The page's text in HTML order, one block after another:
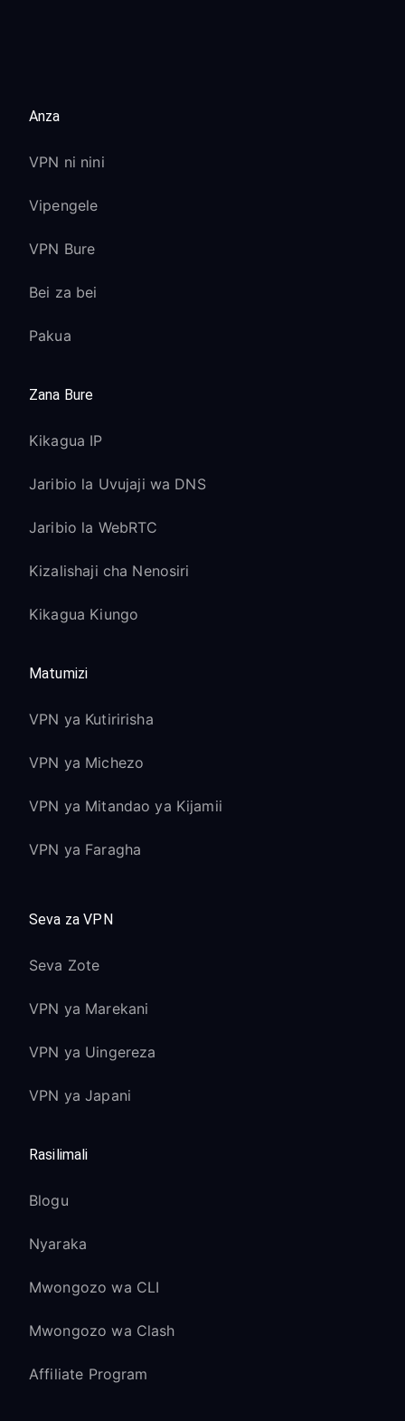
Anza
VPN ni nini
Vipengele
VPN Bure
Bei za bei
Pakua
Zana Bure
Kikagua IP
Jaribio la Uvujaji wa DNS
Jaribio la WebRTC
Kizalishaji cha Nenosiri
Kikagua Kiungo
Matumizi
VPN ya Kutiririsha
VPN ya Michezo
VPN ya Mitandao ya Kijamii
VPN ya Faragha
Seva za VPN
Seva Zote
VPN ya Marekani
VPN ya Uingereza
VPN ya Japani
Rasilimali
Blogu
Nyaraka
Mwongozo wa CLI
Mwongozo wa Clash
Affiliate Program